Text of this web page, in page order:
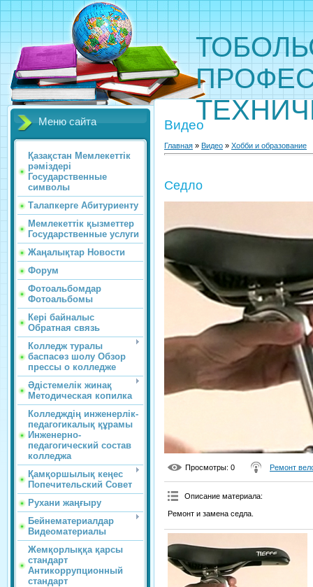
Меню сайта
Қазақстан Мемлекеттік
рәміздері
Государственные
символы
Талапкерге Абитуриенту
Мемлекеттік қызметтер
Государственные услуги
Жаңалықтар Новости
Форум
Фотоальбомдар
Фотоальбомы
Кері байналыс
Обратная связь
Колледж туралы
баспасөз шолу Обзор
прессы о колледже
Әдістемелік жинақ
Методическая копилка
Колледждің инженерлік-
педагогикалық құрамы
Инженерно-
педагогический состав
колледжа
Қамқоршылық кеңес
Попечительский Совет
Рухани жаңғыру
Бейнематериалдар
Видеоматериалы
Жемқорлыққа қарсы
стандарт
Антикоррупционный
стандарт
Видео
Главная » Видео » Хобби и образование
Седло
Просмотры: 0 Ремонт
Описание материала:
Ремонт и замена седла.